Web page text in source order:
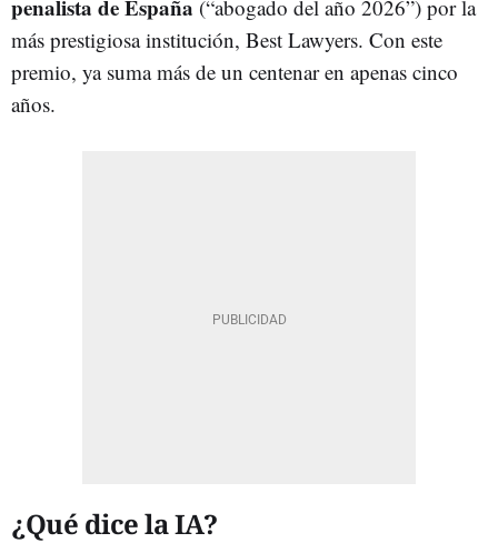
penalista de España (“abogado del año 2026”) por la
más prestigiosa institución, Best Lawyers. Con este
premio, ya suma más de un centenar en apenas cinco
años.
¿Qué dice la IA?